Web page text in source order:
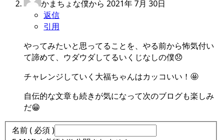
かまちょな僕から 2021年 7月 30日
返信
引用
やってみたいと思ってることを、やる前から怖気付い
て諦めて、ウダウダしてるいくじなしの僕😞
チャレンジしていく大福ちゃんはカッコいい！🤩
自伝的な文章も続きが気になって次のブログも楽しみ
だ😁
名前 ( 必須 )